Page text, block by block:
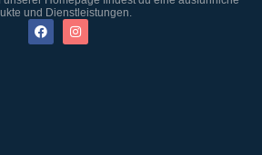
und Dienstleistungen.